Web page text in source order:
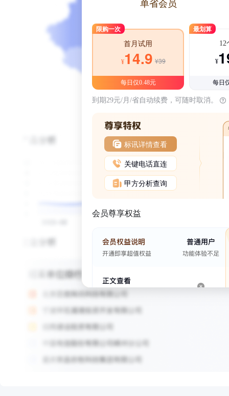
限购一次
首月试用
¥14.9 ¥39
每日仅0.48元
最划算
12
¥
每日
到期29元/月/省自动续费，可随时取消。
标讯详情查看
关键电话直连
甲方分析查询
会员尊享权益